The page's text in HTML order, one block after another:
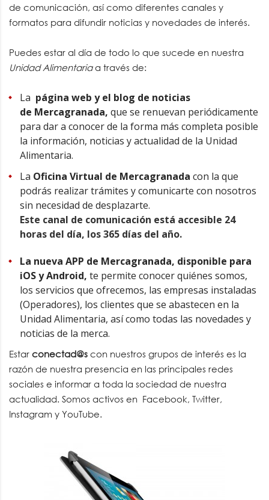
de comunicación, así como diferentes canales y
formatos para difundir noticias y novedades de interés.
Puedes estar al día de todo lo que sucede en nuestra
Unidad Alimentariaa través de:
La página web y el blog de noticias
de Mercagranada, que se renuevan periódicamente
para dar a conocer de la forma más completa posible
la información, noticias y actualidad de la Unidad
Alimentaria.
La Oficina Virtual de Mercagranada con la que
podrás realizar trámites y comunicarte con nosotros
sin necesidad de desplazarte.
Este canal de comunicación está accesible 24
horas del día, los 365 días del año.
La nueva APP de Mercagranada, disponible para
iOS y Android, te permite conocer quiénes somos,
los servicios que ofrecemos, las empresas instaladas
(Operadores), los clientes que se abastecen en la
Unidad Alimentaria, así como todas las novedades y
noticias de la merca.
Estar conectad@s con nuestros grupos de interés es la
razón de nuestra presencia en las principales redes
sociales e informar a toda la sociedad de nuestra
actualidad. Somos activos en Facebook, Twitter,
Instagram y YouTube.